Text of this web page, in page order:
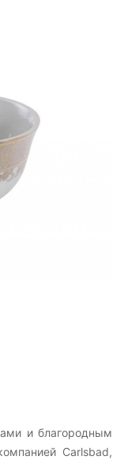
и благородным
Carlsbad,